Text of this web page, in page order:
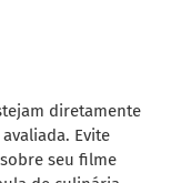
diretamente
Evite
seu filme